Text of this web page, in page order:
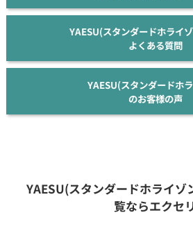
YAESU(スタンダードホライ
よくある質問
YAESU(スタンダードホ
のお客様の声
YAESU(スタンダードホライゾ
覧ならエクセ